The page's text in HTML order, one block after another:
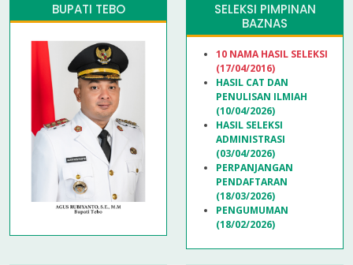
BUPATI TEBO
SELEKSI PIMPINAN
BAZNAS
10 NAMA HASIL SELEKSI
(17/04/2016)
HASIL CAT DAN
PENULISAN ILMIAH
(10/04/2026)
HASIL SELEKSI
ADMINISTRASI
(03/04/2026)
PERPANJANGAN
PENDAFTARAN
(18/03/2026)
PENGUMUMAN
(18/02/2026)